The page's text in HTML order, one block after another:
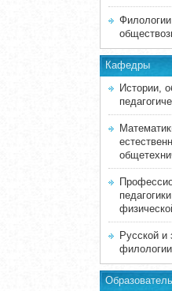
Кафедры
Истории,
Русской и
филологии